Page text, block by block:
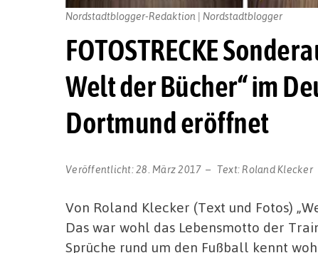
FOTOSTRECKE
Welt der Bücher“ im
Dortmund eröffnet
Veröffentlicht:28. März 2017 Text:Roland Klecker
Nordstadtblogger-Redaktion | Nordstadtblogger
Von Roland Klecker (Text und Fotos)
Das war wohl das Lebensmotto der
Sprüche rund um den Fußball kennt